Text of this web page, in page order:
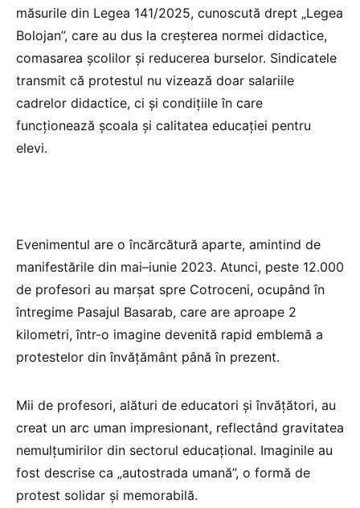
măsurile din Legea 141/2025, cunoscută drept „Legea
Bolojan”, care au dus la creșterea normei didactice,
comasarea școlilor și reducerea burselor. Sindicatele
transmit că protestul nu vizează doar salariile
cadrelor didactice, ci și condițiile în care
funcționează școala și calitatea educației pentru
elevi.
Evenimentul are o încărcătură aparte, amintind de
manifestările din mai–iunie 2023. Atunci, peste 12.000
de profesori au marșat spre Cotroceni, ocupând în
întregime Pasajul Basarab, care are aproape 2
kilometri, într-o imagine devenită rapid emblemă a
protestelor din învățământ până în prezent.
Mii de profesori, alături de educatori și învățători, au
creat un arc uman impresionant, reflectând gravitatea
nemulțumirilor din sectorul educațional. Imaginile au
fost descrise ca „autostrada umană”, o formă de
protest solidar și memorabilă.